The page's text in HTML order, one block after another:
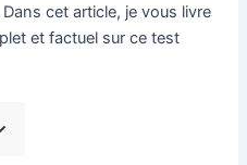
cet article, je vous livre
et factuel sur ce test